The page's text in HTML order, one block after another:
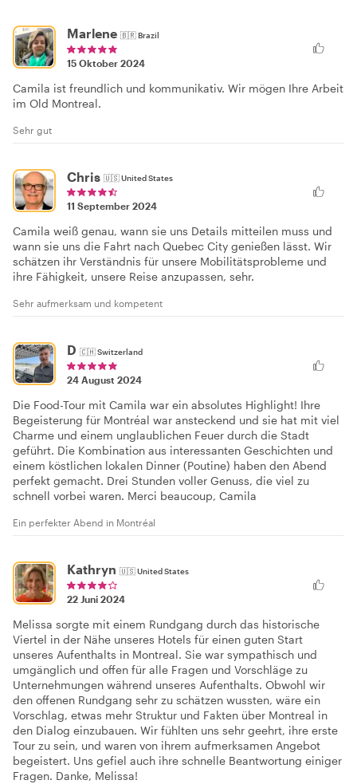
Marlene 🇧🇷Brazil
15 Oktober 2024
Camila ist freundlich und kommunikativ. Wir mögen Ihre Arbeit
im Old Montreal.
Sehr gut
Chris 🇺🇸United States
11 September 2024
Camila weiß genau, wann sie uns Details mitteilen muss und
wann sie uns die Fahrt nach Quebec City genießen lässt. Wir
schätzen ihr Verständnis für unsere Mobilitätsprobleme und
ihre Fähigkeit, unsere Reise anzupassen, sehr.
Sehr aufmerksam und kompetent
D 🇨🇭Switzerland
24 August 2024
Die Food-Tour mit Camila war ein absolutes Highlight! Ihre
Begeisterung für Montréal war ansteckend und sie hat mit viel
Charme und einem unglaublichen Feuer durch die Stadt
geführt. Die Kombination aus interessanten Geschichten und
einem köstlichen lokalen Dinner (Poutine) haben den Abend
perfekt gemacht. Drei Stunden voller Genuss, die viel zu
schnell vorbei waren. Merci beaucoup, Camila
Ein perfekter Abend in Montréal
Kathryn 🇺🇸United States
22 Juni 2024
Melissa sorgte mit einem Rundgang durch das historische
Viertel in der Nähe unseres Hotels für einen guten Start
unseres Aufenthalts in Montreal. Sie war sympathisch und
umgänglich und offen für alle Fragen und Vorschläge zu
Unternehmungen während unseres Aufenthalts. Obwohl wir
den offenen Rundgang sehr zu schätzen wussten, wäre ein
Vorschlag, etwas mehr Struktur und Fakten über Montreal in
den Dialog einzubauen. Wir fühlten uns sehr geehrt, ihre erste
Tour zu sein, und waren von ihrem aufmerksamen Angebot
begeistert. Uns gefiel auch ihre schnelle Beantwortung einiger
Fragen. Danke, Melissa!